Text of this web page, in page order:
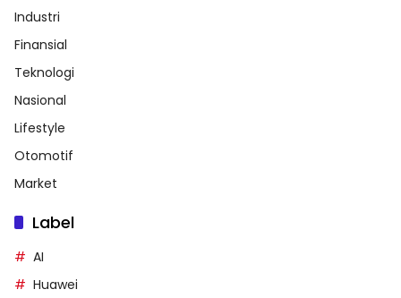
Industri
Finansial
Teknologi
Nasional
Lifestyle
Otomotif
Market
Label
AI
Huawei